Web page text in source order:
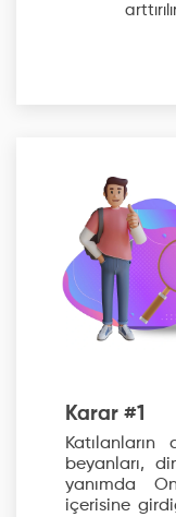
Karar #1
beyanları,
yanımda
içerisine